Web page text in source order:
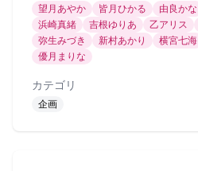
望月あやか 皆月ひかる 由良かな
浜崎真緒
吉根ゆりあ 乙アリス
弥生みづき
新村あかり 横宮七海
優月まりな
カテゴリ
企画